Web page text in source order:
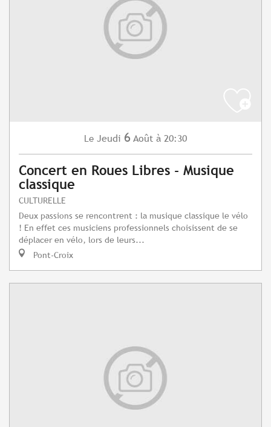
Le Jeudi 6 Août à 20:30
Concert en Roues Libres - Musique
classique
CULTURELLE
Deux passions se rencontrent : la musique classique le vélo
! En effet ces musiciens professionnels choisissent de se
déplacer en vélo, lors de leurs...
Pont-Croix